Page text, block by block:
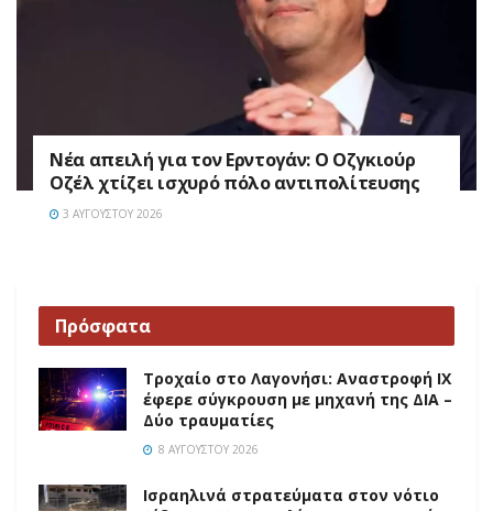
Νέα απειλή για τον Ερντογάν: Ο Οζγκιούρ
Οζέλ χτίζει ισχυρό πόλο αντιπολίτευσης
3 ΑΥΓΟΎΣΤΟΥ 2026
Πρόσφατα
Τροχαίο στο Λαγονήσι: Αναστροφή ΙΧ
έφερε σύγκρουση με μηχανή της ΔΙΑ –
Δύο τραυματίες
8 ΑΥΓΟΎΣΤΟΥ 2026
Ισραηλινά στρατεύματα στον νότιο